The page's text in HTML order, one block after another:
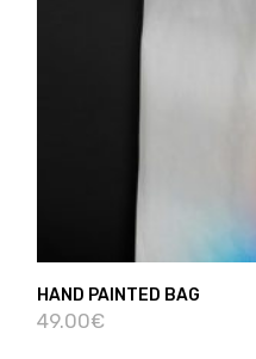
HAND PAINTED BAG
49.00€